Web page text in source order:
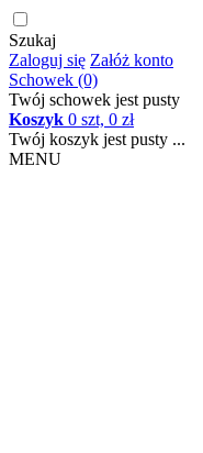
Szukaj
Zaloguj się Załóż konto
Schowek (0)
Twój schowek jest pusty
Koszyk 0 szt, 0 zł
Twój koszyk jest pusty ...
MENU